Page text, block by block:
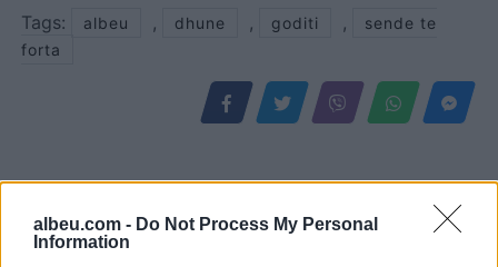
albeu.com - Do Not Process My Personal
Information
Tags:
albeu , dhune , goditi ,
sende te
forta